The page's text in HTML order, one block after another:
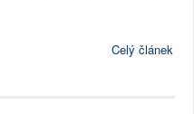
Celý článek